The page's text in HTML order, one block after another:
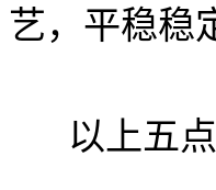
艺，平稳稳
以上五